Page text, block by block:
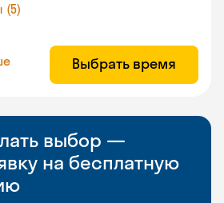
(5)
Выбрать время
выбор —
на бесплатную